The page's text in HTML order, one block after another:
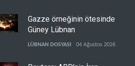
Gazze örneğinin ötesinde
Güney Lübnan
LÜBNAN DOSYASI 04 Ağustos 2026